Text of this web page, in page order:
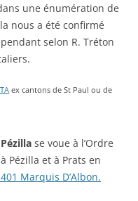
une énumération de
nous a été confirmé
selon R. Tréton
ex cantons de St Paul ou de
se voue à l’Ordre
Pézilla et à Prats en
Marquis D’Albon.